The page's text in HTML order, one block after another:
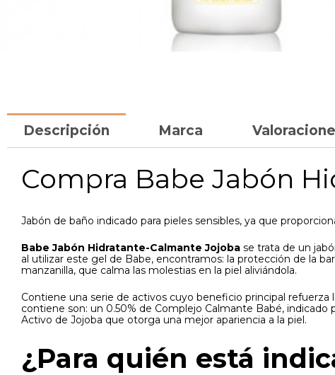
Descripción Marca
Compra Babe Jabón
Jabón de baño indicado para pieles sensibles, ya que
Babe Jabón Hidratante-Calmante Jojoba se trata de un
al utilizar este gel de Babe, encontramos: la protección de la
manzanilla, que calma las molestias en la piel aliviándola.
Contiene una serie de activos cuyo beneficio principal
contiene son: un 0.50% de Complejo Calmante Babé, indicado
Activo de Jojoba que otorga una mejor apariencia a la piel.
¿Para quién está